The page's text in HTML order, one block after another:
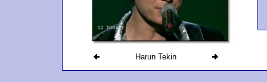
Harun Tekin